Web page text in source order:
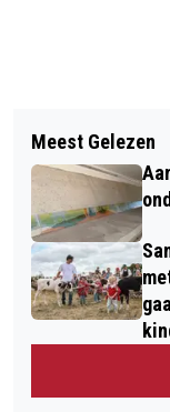
60-JARIGE
VERMISTE
Meest Gelezen